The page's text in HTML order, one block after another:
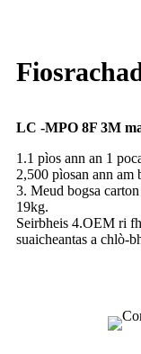
LC -MPO 8F 3M
1.1 pìos ann an 1
2,500 pìosan ann am
3. Meud bogsa
19kg.
Seirbheis 4.OEM ri
suaicheantas a chlò-